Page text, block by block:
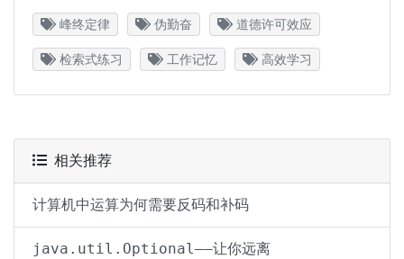
峰终定律 伪勤奋 道德许可效应
检索式练习 工作记忆 高效学习
相关推荐
计算机中运算为何需要反码和补码
java.util.Optional——让你远离